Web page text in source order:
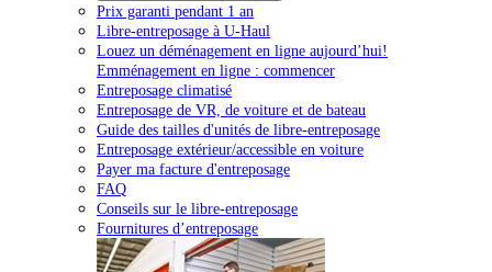
Prix garanti pendant 1 an
Libre-entreposage à U-Haul
Louez un déménagement en ligne aujourd’hui!
Emménagement en ligne : commencer
Entreposage climatisé
Entreposage de VR, de voiture et de bateau
Guide des tailles d'unités de libre-entreposage
Entreposage extérieur/accessible en voiture
Payer ma facture d'entreposage
FAQ
Conseils sur le libre-entreposage
Fournitures d’entreposage